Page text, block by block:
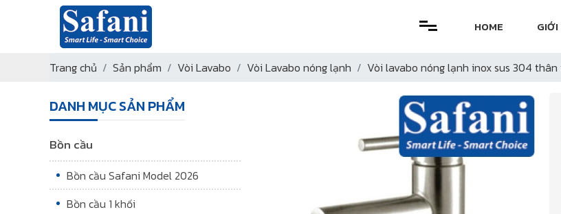
HOME GIỚI
Trang chủ Sản phẩm Vòi Lavabo Vòi Lavabo nóng lạnh Vòi lavabo nóng lạnh inox sus 304 thân
DANH MỤC SẢN PHẨM
Bồn cầu
Bồn cầu Safani Model 2026
Bồn cầu 1 khối